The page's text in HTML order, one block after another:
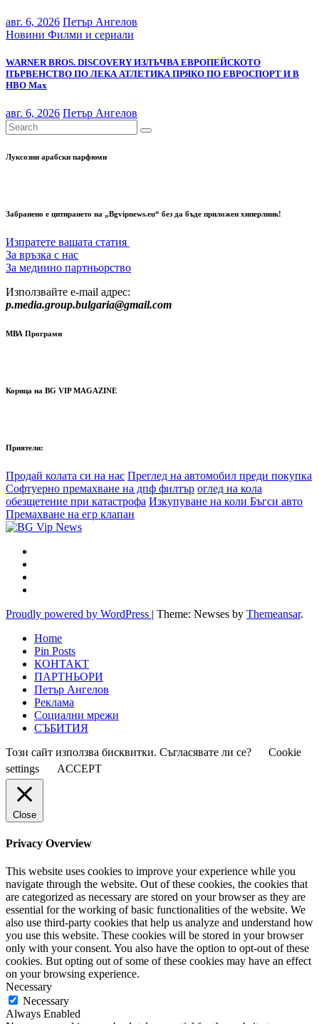
авг. 6, 2026 Петър Ангелов
Новини Филми и сериали
WARNER BROS. DISCOVERY ИЗЛЪЧВА ЕВРОПЕЙСКОТО
ПЪРВЕНСТВО ПО ЛЕКА АТЛЕТИКА ПРЯКО ПО ЕВРОСПОРТ И В
НВО Мах
авг. 6, 2026 Петър Ангелов
Луксозни арабски парфюми
Забранено е цитирането на „Bgvipnews.eu“ без да бъде приложен хиперлинк!
Изпратете вашата статия
За връзка с нас
За медиино партньорство
Използвайте e-mail адрес:
p.media.group.bulgaria@gmail.com
МВА Програми
Корица на BG VIP MAGAZINE
Приятели:
Продай колата си на нас Преглед на автомобил преди покупка
Софтуерно премахване на дпф филтър оглед на кола
обезщетение при катастрофа Изкупуване на коли Бъгси авто
Премахване на егр клапан
Proudly powered by WordPress | Theme: Newses by Themeansar.
Home
Pin Posts
КОНТАКТ
ПАРТНЬОРИ
Петър Ангелов
Реклама
Социални мрежи
СЪБИТИЯ
Този сайт използва бисквитки. Съгласявате ли се?
Cookie
settings
ACCEPT
Close
Privacy Overview
This website uses cookies to improve your experience while you
navigate through the website. Out of these cookies, the cookies that
are categorized as necessary are stored on your browser as they are
essential for the working of basic functionalities of the website. We
also use third-party cookies that help us analyze and understand how
you use this website. These cookies will be stored in your browser
only with your consent. You also have the option to opt-out of these
cookies. But opting out of some of these cookies may have an effect
on your browsing experience.
Necessary
Necessary
Always Enabled